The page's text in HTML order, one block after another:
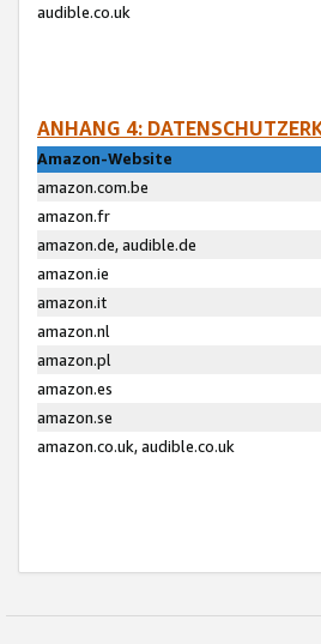
audible.co.uk
ANHANG 4:
Amazon-Website
amazon.com.be
amazon.fr
amazon.de, audible.de
amazon.ie
amazon.it
amazon.nl
amazon.pl
amazon.es
amazon.se
amazon.co.uk, audible.co.uk